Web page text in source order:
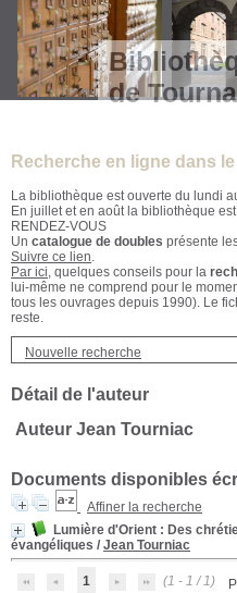
de
Recherche en ligne dans
La bibliothèque est ouverte du lundi
En juillet et en août la bibliothèque
RENDEZ-VOUS
Un catalogue de doubles présente
Suivre ce lien.
Par ici, quelques conseils pour la
lui-même ne comprend pour le
tous les ouvrages depuis 1990). Le
reste.
Nouvelle recherche
Détail de l'auteur
Auteur Jean Tourniac
Documents disponibles
Affiner la recherche
Lumière d'Orient : Des
évangéliques / Jean Tourniac
1 (1 - 1 / 1)